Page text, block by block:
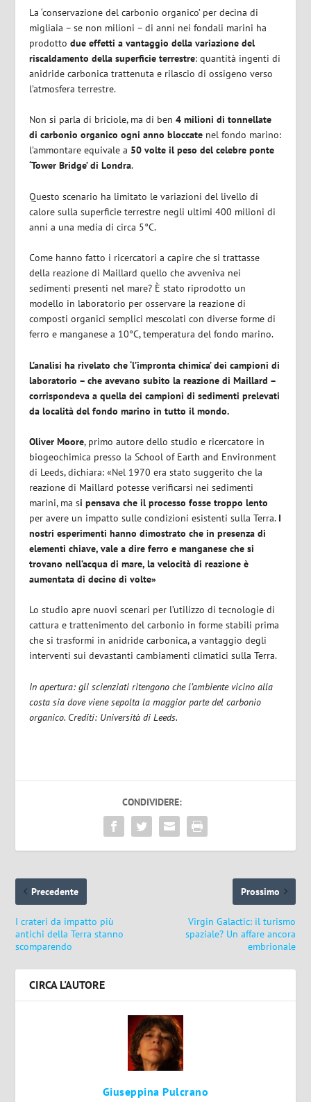
La ‘conservazione del carbonio organico’ per decina di
migliaia – se non milioni – di anni nei fondali marini ha
prodottodue effetti a vantaggio della variazione del
riscaldamento della superficie terrestre: quantità ingenti di
anidride carbonica trattenuta e rilascio di ossigeno verso
l’atmosfera terrestre.
Non si parla di briciole, ma di ben4 milioni di tonnellate
di carbonio organico ogni anno bloccate nel fondo marino:
l’ammontare equivale a 50 volte il peso del celebre ponte
‘Tower Bridge’ di Londra.
Questo scenario ha limitato le variazioni del livello di
calore sulla superficie terrestre negli ultimi 400 milioni di
anni a una media di circa 5°C.
Come hanno fatto i ricercatori a capire che si trattasse
della reazione di Maillard quello che avveniva nei
sedimenti presenti nel mare? È stato riprodotto un
modello in laboratorio per osservare la reazione di
composti organici semplici mescolati con diverse forme di
ferro e manganese a 10°C, temperatura del fondo marino.
L’analisi ha rivelato che ‘l’impronta chimica’ dei campioni di
laboratorio – che avevano subito la reazione di Maillard –
corrispondeva a quella dei campioni di sedimenti prelevati
da località del fondo marino in tutto il mondo.
Oliver Moore, primo autore dello studio e ricercatore in
biogeochimica presso la School of Earth and Environment
di Leeds, dichiara: «Nel 1970 era stato suggerito che la
reazione di Maillard potesse verificarsi nei sedimenti
marini, ma si pensava che il processo fosse troppo lento
per avere un impatto sulle condizioni esistenti sulla Terra. I
nostri esperimenti hanno dimostrato che in presenza di
elementi chiave, vale a dire ferro e manganese che si
trovano nell’acqua di mare, la velocità di reazione è
aumentata di decine di volte»
Lo studio apre nuovi scenari per l’utilizzo di tecnologie di
cattura e trattenimento del carbonio in forme stabili prima
che si trasformi in anidride carbonica, a vantaggio degli
interventi sui devastanti cambiamenti climatici sulla Terra.
In apertura: gli scienziati ritengono che l’ambiente vicino alla
costa sia dove viene sepolta la maggior parte del carbonio
organico. Crediti: Università di Leeds.
CONDIVIDERE:
Precedente
I crateri da impatto più
antichi della Terra stanno
scomparendo
Prossimo
Virgin Galactic: il turismo
spaziale? Un affare ancora
embrionale
CIRCA L'AUTORE
Giuseppina Pulcrano